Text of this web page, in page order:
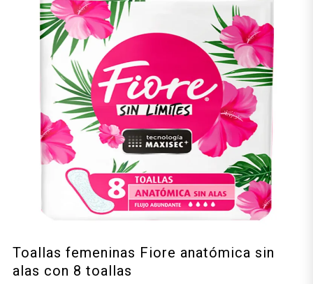
Toallas femeninas Fiore anatómica sin
alas con 8 toallas